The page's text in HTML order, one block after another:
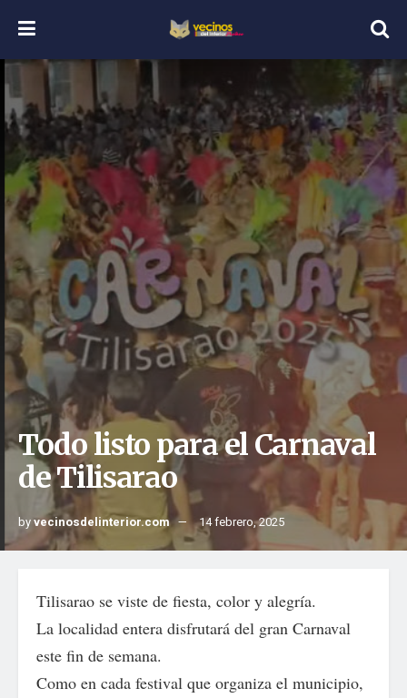
Todo listo para el Carnaval
de Tilisarao
byvecinosdelinterior.com 14 febrero, 2025
Tilisarao se viste de fiesta, color y alegría.
La localidad entera disfrutará del gran Carnaval
este fin de semana.
Como en cada festival que organiza el municipio,